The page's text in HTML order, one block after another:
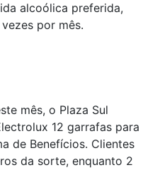
alcoólica preferida,
por mês.
mês, o Plaza Sul
12 garrafas para
de Benefícios. Clientes
da sorte, enquanto 2